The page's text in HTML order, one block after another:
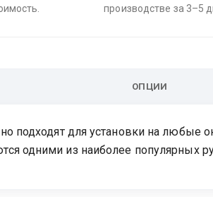
производстве за 3–5
ОПЦИИ
для установки на любые
одними из наиболее популярных